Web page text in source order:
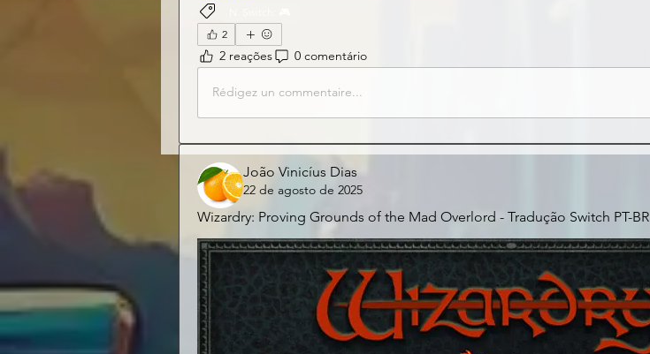
2
2 reações 0 comentário
Rédigez un commentaire...
João Vinicíus Dias
22 de agosto de 2025
Wizardry: Proving Grounds of the Mad Overlord - Tradução Switch PT-BR